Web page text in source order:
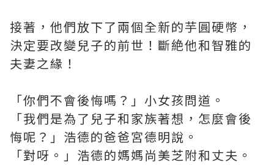
接著，他們放下了兩個全新的芋圓硬幣，
決定要改變兒子的前世！斷絶他和智雅的
夫妻之緣！
「你們不會後悔嗎？」小女孩問道。
「我們是為了兒子和家族著想，怎麼會後
悔呢？」浩德的爸爸宮德明說。
「對呀。」浩德的媽媽尚美芝附和丈夫。